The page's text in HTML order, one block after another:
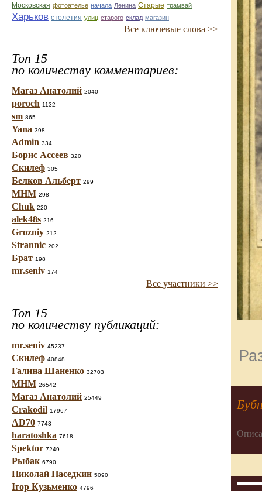
Московская фотоателье начала Ленина Старые трамвай
Харьков столетия улиц старого склад магазин
Все ключевые слова >>
Топ 15
по количеству комментариев:
Магаз Анатолий 2040
poroch 1132
sm 865
Yana 398
Admin 334
Борис Ассеев 320
Скилеф 305
Белков Альберт 299
МНМ 298
Chuk 220
alek48s 216
Grozniy 212
Strannic 202
Брат 198
mr.seniv 174
Все участники >>
Топ 15
по количеству публикаций:
mr.seniv 45237
Скилеф 40848
Галина Шаненко 32703
МНМ 26542
Магаз Анатолий 25449
Crakodil 17967
AD70 7743
haratoshka 7618
Spektor 7249
Рыбак 6790
Николай Наседкин 5090
Ігор Кузьменко 4796